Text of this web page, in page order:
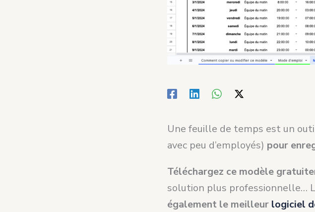
Une feuille de temps est un
avec peu d’employés) pour
Téléchargez ce modèle
solution plus professionnelle…
également le meilleur logiciel